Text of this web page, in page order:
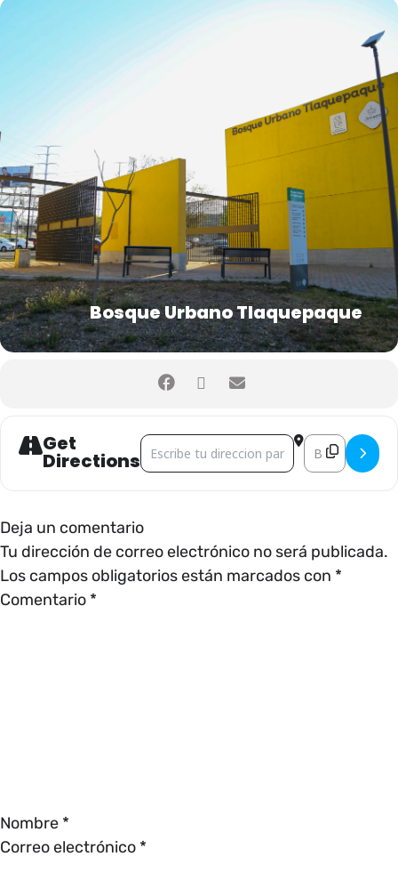
Bosque Urbano Tlaquepaque
Get
Directions
Address - CINEMALIVE [] Destination
Deja un comentario
Tu dirección de correo electrónico no será publicada.
Los campos obligatorios están marcados con *
Comentario *
Nombre *
Correo electrónico *